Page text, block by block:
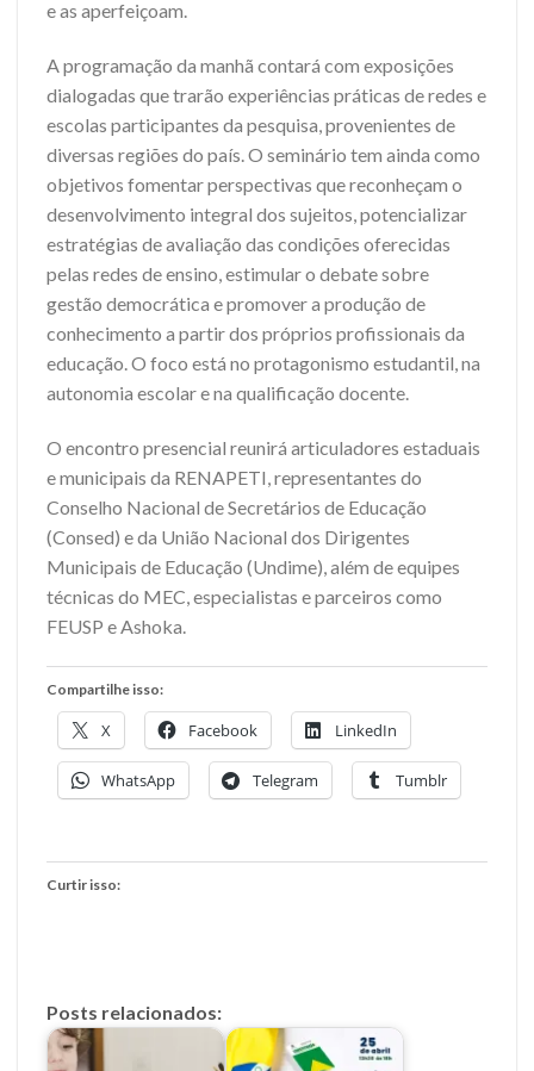
e as aperfeiçoam.
A programação da manhã contará com exposições
dialogadas que trarão experiências práticas de redes e
escolas participantes da pesquisa, provenientes de
diversas regiões do país. O seminário tem ainda como
objetivos fomentar perspectivas que reconheçam o
desenvolvimento integral dos sujeitos, potencializar
estratégias de avaliação das condições oferecidas
pelas redes de ensino, estimular o debate sobre
gestão democrática e promover a produção de
conhecimento a partir dos próprios profissionais da
educação. O foco está no protagonismo estudantil, na
autonomia escolar e na qualificação docente.
O encontro presencial reunirá articuladores estaduais
e municipais da RENAPETI, representantes do
Conselho Nacional de Secretários de Educação
(Consed) e da União Nacional dos Dirigentes
Municipais de Educação (Undime), além de equipes
técnicas do MEC, especialistas e parceiros como
FEUSP e Ashoka.
Compartilhe isso:
X Facebook LinkedIn
WhatsApp Telegram Tumblr
Curtir isso:
Posts relacionados: